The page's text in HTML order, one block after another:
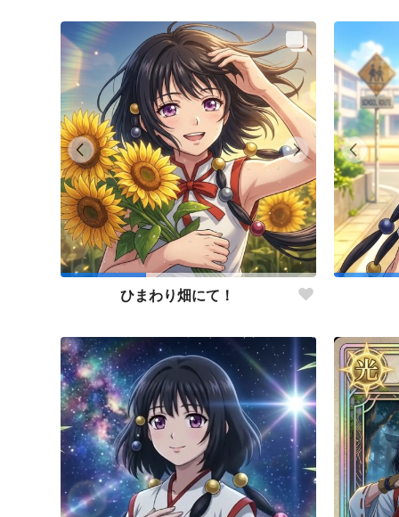
ひまわり畑にて！